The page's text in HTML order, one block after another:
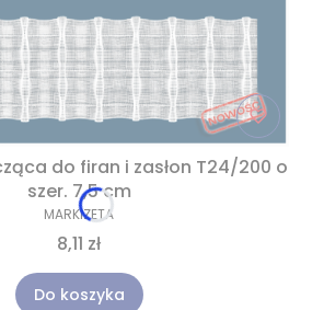
do firan i zasłon T24/200 o
szer. 7,5 cm
MARKIZETA
8,11 zł
Do koszyka